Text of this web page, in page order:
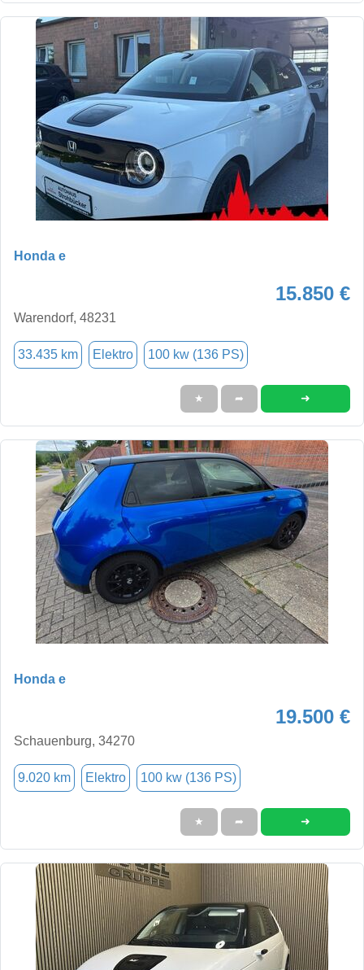
Honda e
15.850 €
Warendorf, 48231
33.435 km Elektro 100 kw (136 PS)
★ ➦ ➜
Honda e
19.500 €
Schauenburg, 34270
9.020 km Elektro 100 kw (136 PS)
★ ➦ ➜